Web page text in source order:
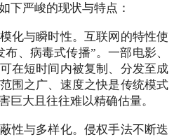
下严峻的现状与特点：
与瞬时性。互联网的特性使
、病毒式传播”。一部电影、
在短时间内被复制、分发至成
围之广、速度之快是传统模式
巨大且往往难以精确估量。
与多样化。侵权手法不断迭